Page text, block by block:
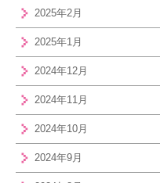
2025年2月
2025年1月
2024年12月
2024年11月
2024年10月
2024年9月